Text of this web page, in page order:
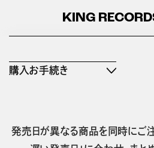
KING
購入お手続き
発売日が異なる商品を同時にご